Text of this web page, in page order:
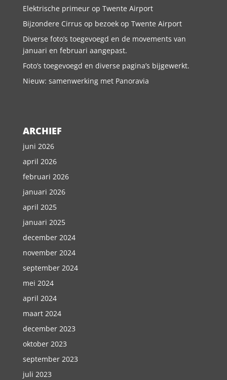
Elektrische primeur op Twente Airport
Bijzondere Cirrus op bezoek op Twente Airport
Diverse foto’s toegevoegd en de movements van
januari en februari aangepast.
Foto’s toegevoegd en diverse pagina’s bijgewerkt.
Nieuw: samenwerking met Panoravia
ARCHIEF
juni 2026
april 2026
februari 2026
januari 2026
april 2025
januari 2025
december 2024
november 2024
september 2024
mei 2024
april 2024
maart 2024
december 2023
oktober 2023
september 2023
juli 2023